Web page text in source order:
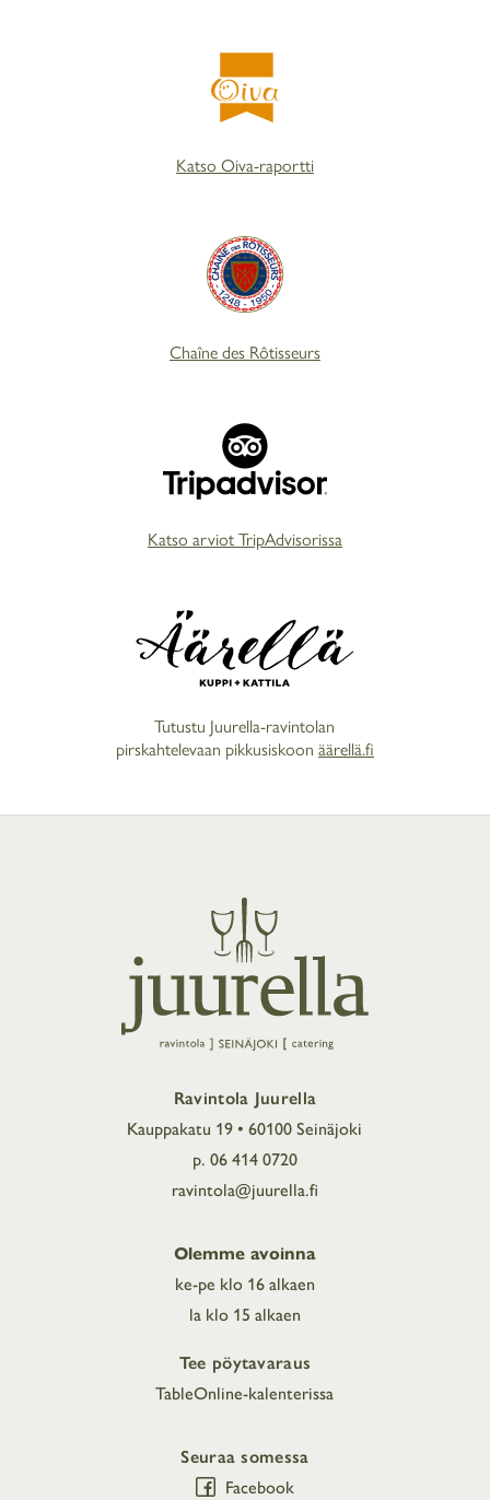
Katso Oiva-raportti
Chaîne des Rôtisseurs
Katso arviot TripAdvisorissa
Tutustu Juurella-ravintolan
pirskahtelevaan pikkusiskoon äärellä.fi
Ravintola Juurella
Kauppakatu 19 • 60100 Seinäjoki
p. 06 414 0720
ravintola@juurella.fi
Olemme avoinna
ke-pe klo 16 alkaen
la klo 15 alkaen
Tee pöytavaraus
TableOnline-kalenterissa
Seuraa somessa
Facebook